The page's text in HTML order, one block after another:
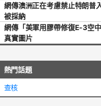
網傳澳洲正在考慮禁止特朗普
被採納
網傳「美軍用膠帶修復E-3空
真實圖片
熱門話題
查核